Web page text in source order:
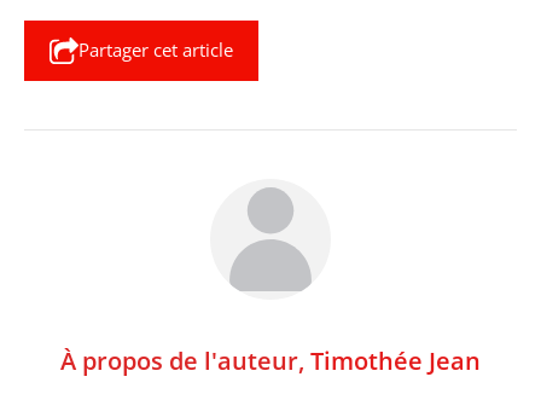
Partager cet article
À propos de l'auteur, Timothée Jean